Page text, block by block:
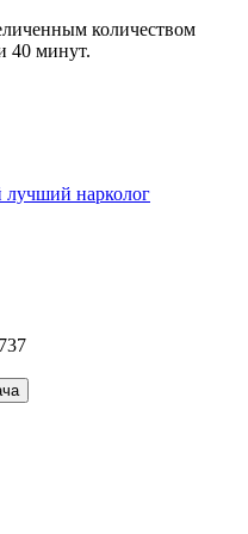
количеством
40 минут.